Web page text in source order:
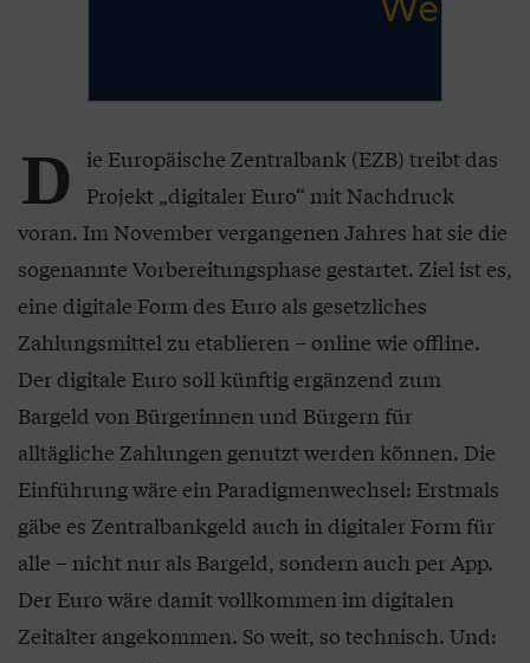
D ie Europäische Zentralbank (EZB) treibt das
Projekt „digitaler Euro“ mit Nachdruck
voran. Im November vergangenen Jahres hat sie die
sogenannte Vorbereitungsphase gestartet. Ziel ist es,
eine digitale Form des Euro als gesetzliches
Zahlungsmittel zu etablieren – online wie offline.
Der digitale Euro soll künftig ergänzend zum
Bargeld von Bürgerinnen und Bürgern für
alltägliche Zahlungen genutzt werden können. Die
Einführung wäre ein Paradigmenwechsel: Erstmals
gäbe es Zentralbankgeld auch in digitaler Form für
alle – nicht nur als Bargeld, sondern auch per App.
Der Euro wäre damit vollkommen im digitalen
Zeitalter angekommen. So weit, so technisch. Und: